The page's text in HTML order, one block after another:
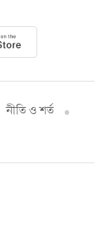
নীতি ও শর্ত